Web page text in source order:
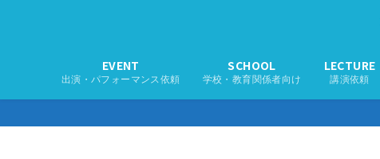
EVENT
出演・パフォーマンス依頼
SCHOOL
学校・教育関係者向け
LECTURE
講演依頼